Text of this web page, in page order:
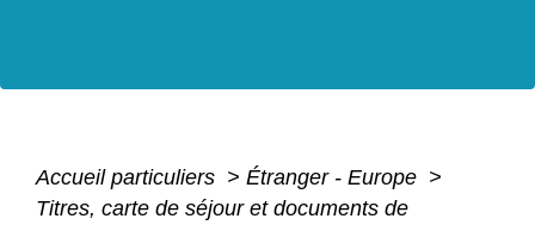
Accueil particuliers > Étranger - Europe >
Titres, carte de séjour et documents de